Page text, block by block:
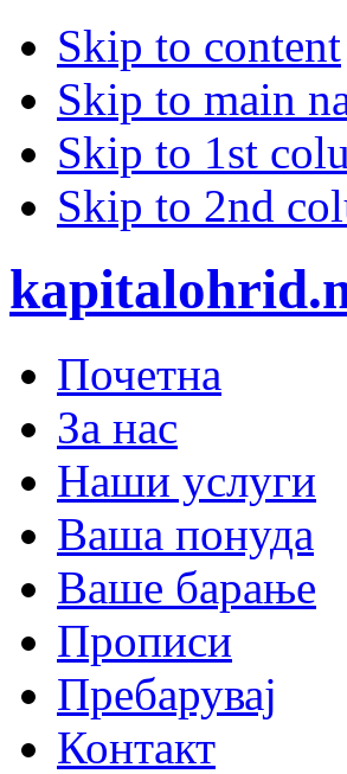
Skip to content
Skip to main
Skip to 1st
Skip to 2nd
Почетна
За нас
Наши услуги
Ваша понуда
Ваше барање
Прописи
Пребарувај
Контакт